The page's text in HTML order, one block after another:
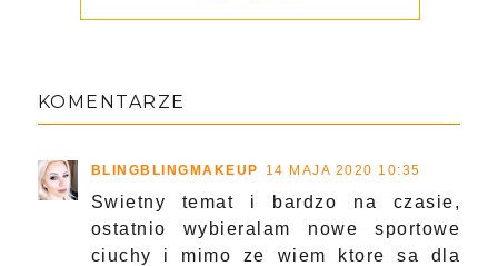
KOMENTARZE
BLINGBLINGMAKEUP 14 MAJA 2020 10:35
Swietny temat i bardzo na czasie,
ostatnio wybieralam nowe sportowe
ciuchy i mimo ze wiem ktore sa dla